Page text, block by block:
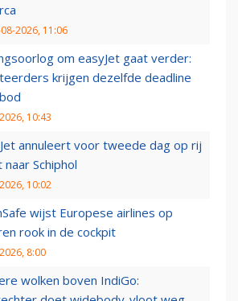
2026, 11:06
om easyJet gaat verder:
krijgen dezelfde deadline
10:43
annuleert voor tweede dag op rij
naar Schiphol
10:02
wijst Europese airlines op
rook in de cockpit
8:00
wolken boven IndiGo: